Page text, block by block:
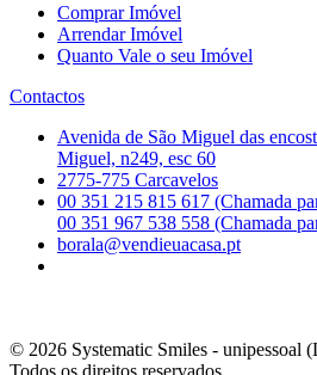
Comprar Imóvel
Arrendar Imóvel
Quanto Vale o seu Imóvel
Contactos
Avenida de São Miguel das
Miguel, n249, esc 60
2775-775 Carcavelos
00 351 215 815 617 (Chamada
00 351 967 538 558 (Chamada
borala@vendieuacasa.pt
© 2026 Systematic Smiles - unipessoal
Todos os direitos reservados.